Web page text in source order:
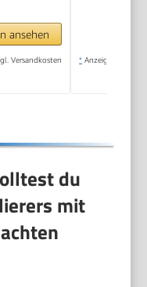
ansehen
Versandkosten * Anzeige
du
mit